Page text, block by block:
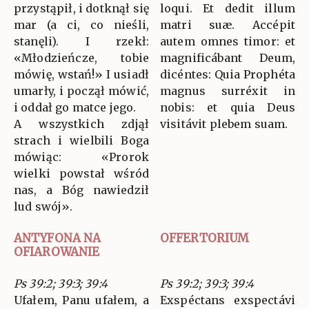
przystąpił, i dotknął się
mar (a ci, co nieśli,
stanęli). I rzekł:
«Młodzieńcze, tobie
mówię, wstań!» I usiadł
umarły, i począł mówić,
i oddał go matce jego.
A wszystkich zdjął
strach i wielbili Boga
mówiąc: «Prorok
wielki powstał wśród
nas, a Bóg nawiedził
lud swój».
loqui. Et dedit illum
matri suæ. Accépit
autem omnes timor: et
magnificábant Deum,
dicéntes: Quia Prophéta
magnus surréxit in
nobis: et quia Deus
visitávit plebem suam.
ANTYFONA NA
OFIAROWANIE
OFFERTORIUM
Ps 39:2; 39:3; 39:4
Ufałem, Panu ufałem, a
Ps 39:2; 39:3; 39:4
Exspéctans exspectávi